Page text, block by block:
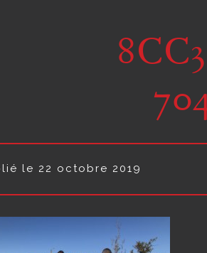
le 22 octobre 2019